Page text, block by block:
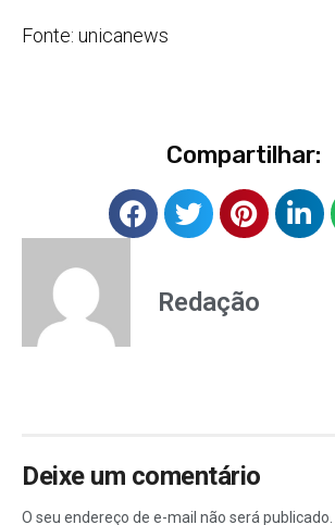
Fonte: unicanews
Compartilhar:
Redação
Deixe um comentário
O seu endereço de e-mail não será publicado.